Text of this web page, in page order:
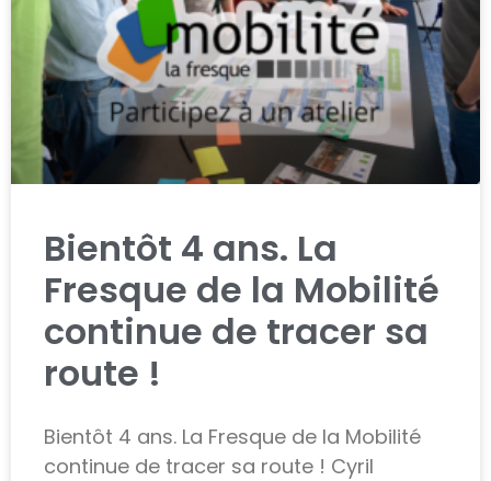
Bientôt 4 ans. La
Fresque de la Mobilité
continue de tracer sa
route !
Bientôt 4 ans. La Fresque de la Mobilité
continue de tracer sa route ! Cyril